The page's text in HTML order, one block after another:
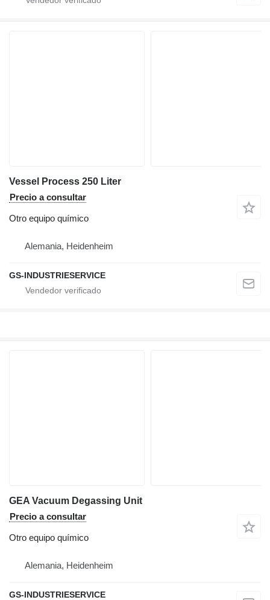
Vessel Process 250 Liter
Precio a consultar
Otro equipo químico
Alemania, Heidenheim
GS-INDUSTRIESERVICE
GEA Vacuum Degassing Unit
Precio a consultar
Otro equipo químico
Alemania, Heidenheim
GS-INDUSTRIESERVICE